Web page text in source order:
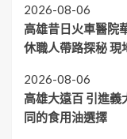
2026-08-06
高雄昔日火車醫院
休職人帶路探秘 現
2026-08-06
高雄大遠百 引進義
同的食用油選擇